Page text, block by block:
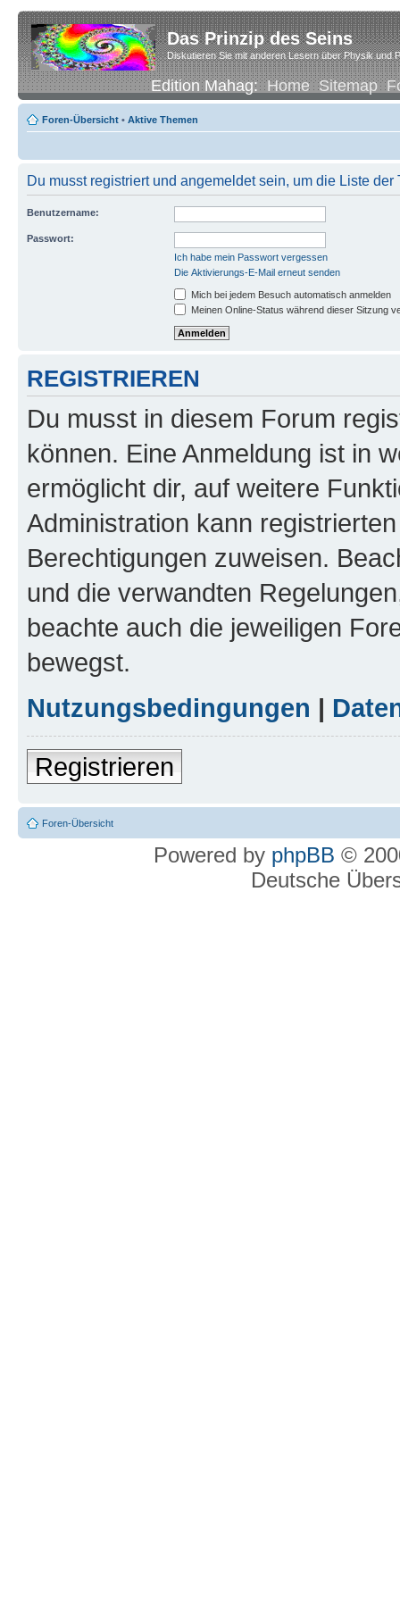
Das Prinzip des Seins
Diskutieren Sie mit anderen Lesern über Physik und
Edition Mahag:Home Sitemap
Foren-Übersicht • Aktive Themen
Du musst registriert und angemeldet sein, um die Liste
Benutzername:
Passwort:
Ich habe mein Passwort vergessen
Die Aktivierungs-E-Mail erneut senden
Mich bei jedem Besuch automatisch anmelden
Meinen Online-Status während dieser Sitzung
REGISTRIEREN
Du musst in diesem Forum
können. Eine Anmeldung ist in
ermöglicht dir, auf weitere
Administration kann
Berechtigungen zuweisen.
und die verwandten
beachte auch die jeweiligen
bewegst.
Nutzungsbedingungen |
Registrieren
Foren-Übersicht
Powered by phpBB ©
Deutsche